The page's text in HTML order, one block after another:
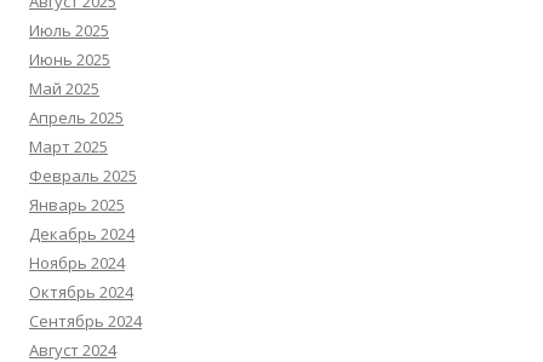
Июль 2025
Июнь 2025
Май 2025
Апрель 2025
Март 2025
Февраль 2025
Январь 2025
Декабрь 2024
Ноябрь 2024
Октябрь 2024
Сентябрь 2024
Август 2024